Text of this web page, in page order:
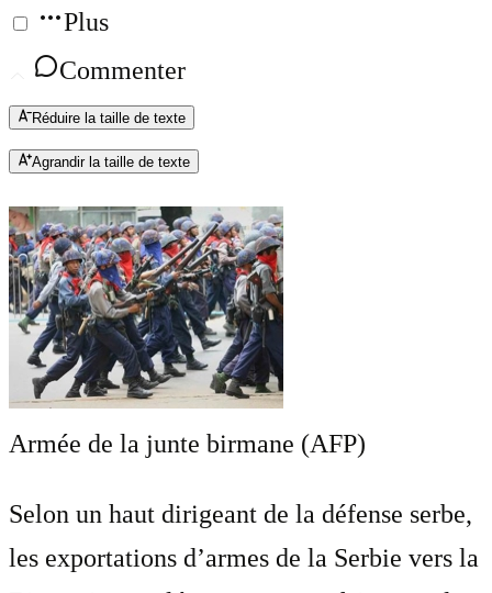
Plus
Commenter
Réduire la taille de texte
Agrandir la taille de texte
Armée de la junte birmane (AFP)
Selon un haut dirigeant de la défense serbe,
les exportations d’armes de la Serbie vers la